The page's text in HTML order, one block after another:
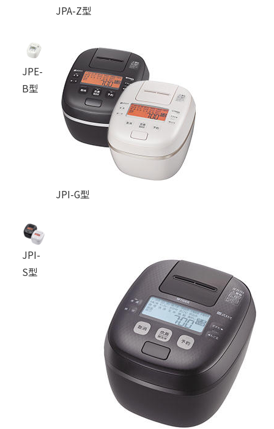
JPA-Z型
JPE-
B型
JPI-G型
JPI-
S型